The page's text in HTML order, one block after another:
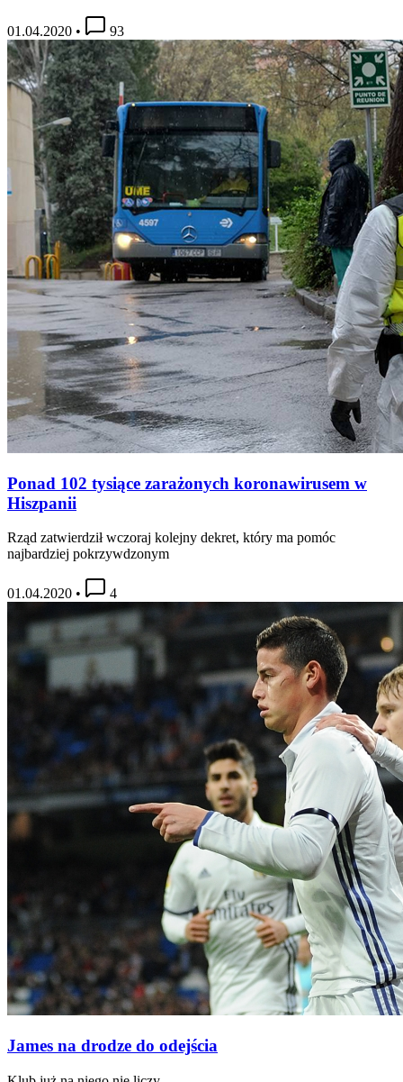
01.04.2020 • 93
Ponad 102 tysiące zarażonych koronawirusem w
Hiszpanii
Rząd zatwierdził wczoraj kolejny dekret, który ma pomóc
najbardziej pokrzywdzonym
01.04.2020 • 4
James na drodze do odejścia